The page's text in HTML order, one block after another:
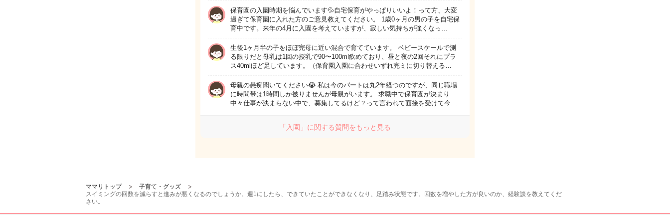
保育園の入園時期を悩んでいます💦自宅保育がやっぱりいいよ！って方、大変
過ぎて保育園に入れた方のご意見教えてください。 1歳0ヶ月の男の子を自宅保
育中です。来年の4月に入園を考えていますが、寂しい気持ちが強くなっ…
生後1ヶ月半の子をほぼ完母に近い混合で育てています。 ベビースケールで測
る限りだと母乳は1回の授乳で90〜100ml飲めており、昼と夜の2回それにプラ
ス40mlほど足しています。（保育園入園に合わせいずれ完ミに切り替える…
母親の愚痴聞いてください😭 私は今のパートは丸2年経つのですが、同じ職場
に時間帯は1時間しか被りませんが母親がいます。 求職中で保育園が決まり
中々仕事が決まらない中で、募集してるけど？って言われて面接を受けて今…
「入園」に関する質問をもっと見る
ママリトップ
子育て・グッズ
スイミングの回数を減らすと進みが悪くなるのでしょうか。週1にしたら、できていたことができなくなり、足踏み状態です。回数を増やした方が良いのか、経験談を教えてくだ
さい。